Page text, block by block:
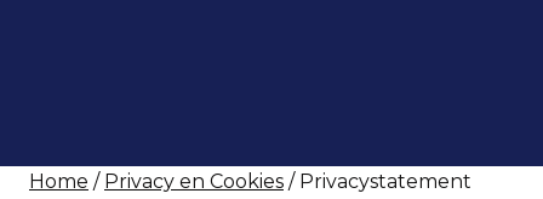
Home / Privacy en Cookies / Privacystatement